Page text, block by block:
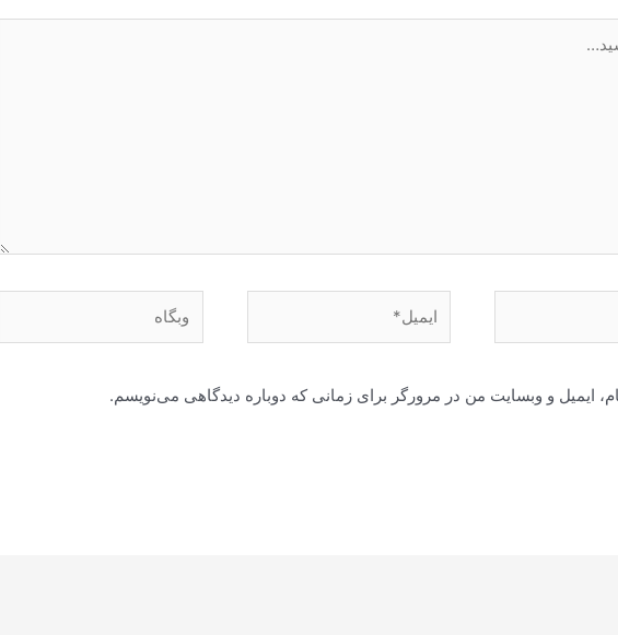
ایمیل و وبسایت من در مرورگر برای زمانی که دوباره دیدگاهی می‌نویسم.